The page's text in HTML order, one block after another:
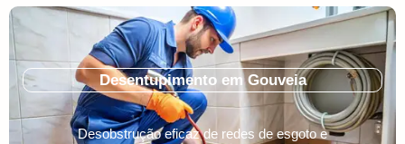
Desentupimento em Gouveia
Desobstrução eficaz de redes de esgoto e